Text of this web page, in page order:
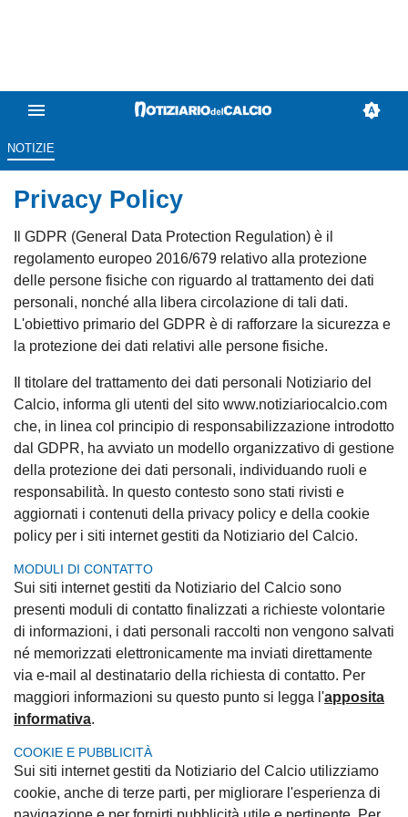
NOTIZIE
Privacy Policy
Il GDPR (General Data Protection Regulation) è il
regolamento europeo 2016/679 relativo alla protezione
delle persone fisiche con riguardo al trattamento dei dati
personali, nonché alla libera circolazione di tali dati.
L'obiettivo primario del GDPR è di rafforzare la sicurezza e
la protezione dei dati relativi alle persone fisiche.
Il titolare del trattamento dei dati personali Notiziario del
Calcio, informa gli utenti del sito www.notiziariocalcio.com
che, in linea col principio di responsabilizzazione introdotto
dal GDPR, ha avviato un modello organizzativo di gestione
della protezione dei dati personali, individuando ruoli e
responsabilità. In questo contesto sono stati rivisti e
aggiornati i contenuti della privacy policy e della cookie
policy per i siti internet gestiti da Notiziario del Calcio.
MODULI DI CONTATTO
Sui siti internet gestiti da Notiziario del Calcio sono
presenti moduli di contatto finalizzati a richieste volontarie
di informazioni, i dati personali raccolti non vengono salvati
né memorizzati elettronicamente ma inviati direttamente
via e-mail al destinatario della richiesta di contatto. Per
maggiori informazioni su questo punto si legga l'apposita
informativa.
COOKIE E PUBBLICITÀ
Sui siti internet gestiti da Notiziario del Calcio utilizziamo
cookie, anche di terze parti, per migliorare l'esperienza di